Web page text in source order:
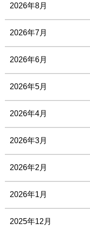
2026年8月
2026年7月
2026年6月
2026年5月
2026年4月
2026年3月
2026年2月
2026年1月
2025年12月